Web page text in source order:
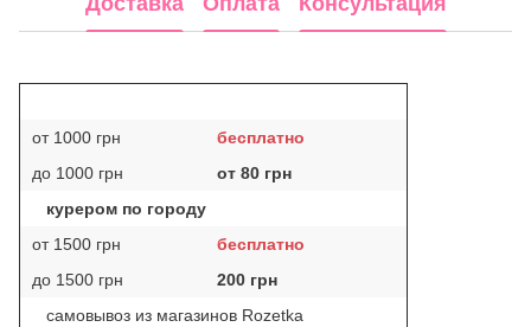
от 1000 грн
бесплатно
до 1000 грн
от 80 грн
курером по городу
от 1500 грн
бесплатно
до 1500 грн
200 грн
самовывоз из магазинов Rozetka